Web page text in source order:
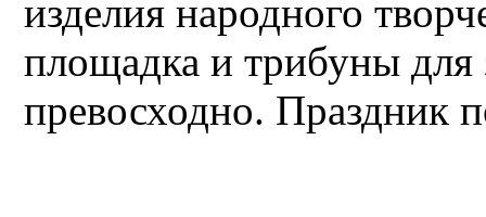
изделия народного
площадка и трибуны для
превосходно. Праздник